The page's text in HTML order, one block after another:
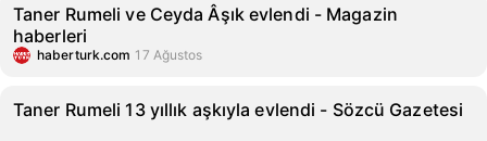
Taner Rumeli ve Ceyda Âşık evlendi - Magazin
haberleri
haberturk.com 17 Ağustos
Taner Rumeli 13 yıllık aşkıyla evlendi - Sözcü Gazetesi